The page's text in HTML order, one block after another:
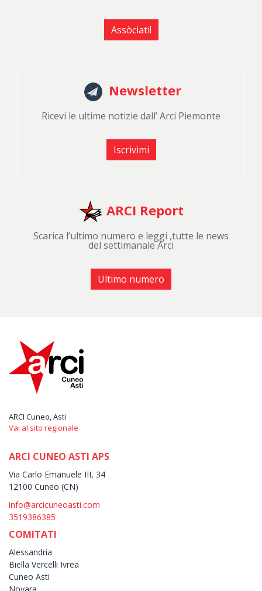
Assòciati!
Newsletter
Ricevi le ultime notizie dall’ Arci Piemonte
Iscrivimi
ARCI Report
Scarica l’ultimo numero e leggi ,tutte le news
del settimanale Arci
Ultimo numero
ARCI Cuneo, Asti
Vai al sito regionale
ARCI CUNEO ASTI APS
Via Carlo Emanuele III, 34
12100 Cuneo (CN)
info@arcicuneoasti.com
3519386385
COMITATI
Alessandria
Biella Vercelli Ivrea
Cuneo Asti